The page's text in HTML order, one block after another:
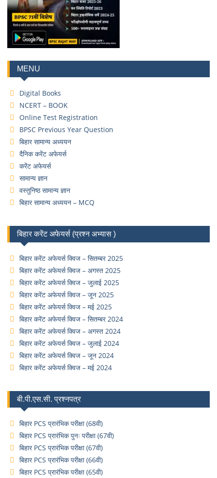
MENU
Digital Books
NCERT – BOOK
Online Test Registration
BPSC Previous Year Question
बिहार सामान्य अध्ययन
दैनिक करेंट अफेयर्स
करेंट अफेयर्स
सामान्य ज्ञान
वस्तुनिष्ठ सामान्य ज्ञान
बिहार सामान्य अध्ययन – MCQ
बिहार करेंट अफेयर्स (प्रश्न अभ्यास )
बिहार करेंट अफेयर्स क्विज – सितम्बर 2025
बिहार करेंट अफेयर्स क्विज – अगस्त 2025
बिहार करेंट अफेयर्स क्विज – जुलाई 2025
बिहार करेंट अफेयर्स क्विज – जून 2025
बिहार करेंट अफेयर्स क्विज – मई 2025
बिहार करेंट अफेयर्स क्विज – सितम्बर 2024
बिहार करेंट अफेयर्स क्विज – अगस्त 2024
बिहार करेंट अफेयर्स क्विज – जुलाई 2024
बिहार करेंट अफेयर्स क्विज – जून 2024
बिहार करेंट अफेयर्स क्विज – मई 2024
बी.पी.एस.सी. प्रश्नपत्र
बिहार PCS प्रारंभिक परीक्षा (68वी)
बिहार PCS प्रारंभिक पुनः परीक्षा (67वी)
बिहार PCS प्रारंभिक परीक्षा (67वी)
बिहार PCS प्रारंभिक परीक्षा (66वी)
बिहार PCS प्रारंभिक परीक्षा (65वी)